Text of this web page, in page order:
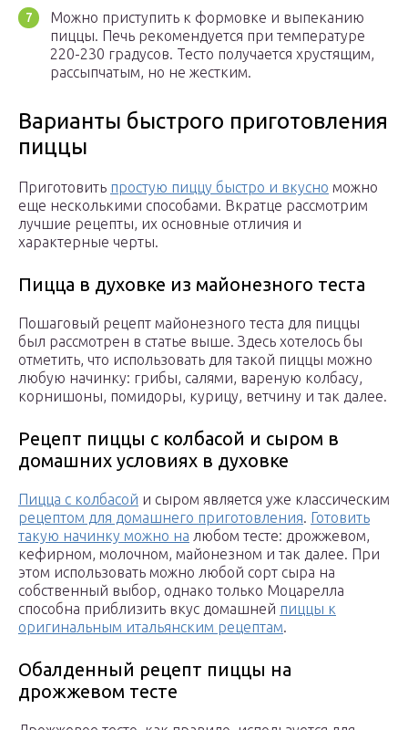
Можно приступить к формовке и выпеканию
пиццы. Печь рекомендуется при температуре
220-230 градусов. Тесто получается хрустящим,
рассыпчатым, но не жестким.
Варианты быстрого приготовления
пиццы
Приготовить простую пиццу быстро и вкусно можно
еще несколькими способами. Вкратце рассмотрим
лучшие рецепты, их основные отличия и
характерные черты.
Пицца в духовке из майонезного теста
Пошаговый рецепт майонезного теста для пиццы
был рассмотрен в статье выше. Здесь хотелось бы
отметить, что использовать для такой пиццы можно
любую начинку: грибы, салями, вареную колбасу,
корнишоны, помидоры, курицу, ветчину и так далее.
Рецепт пиццы с колбасой и сыром в
домашних условиях в духовке
Пицца с колбасой и сыром является уже классическим
рецептом для домашнего приготовления. Готовить
такую начинку можно на любом тесте: дрожжевом,
кефирном, молочном, майонезном и так далее. При
этом использовать можно любой сорт сыра на
собственный выбор, однако только Моцарелла
способна приблизить вкус домашней пиццы к
оригинальным итальянским рецептам.
Обалденный рецепт пиццы на
дрожжевом тесте